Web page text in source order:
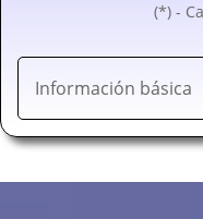
(*) -
Información básica